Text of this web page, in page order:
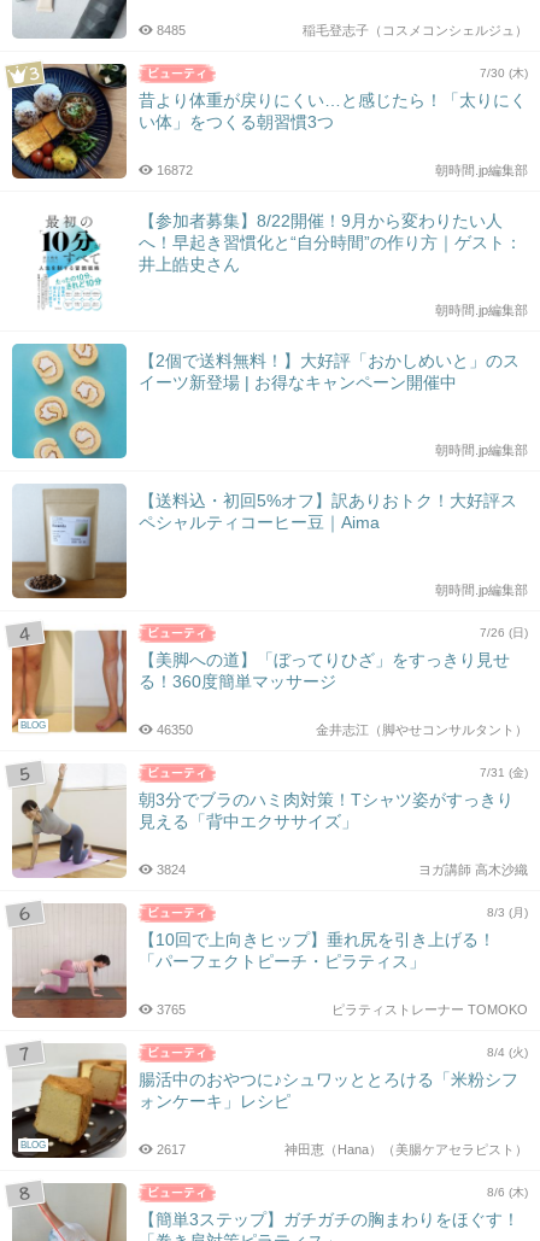
稲毛登志子（コスメコンシェルジュ）
8485
7/30 (木)
昔より体重が戻りにくい…と感じたら！「太りにく
い体」をつくる朝習慣3つ
朝時間.jp編集部
16872
【参加者募集】8/22開催！9月から変わりたい人
へ！早起き習慣化と“自分時間”の作り方｜ゲスト：
井上皓史さん
朝時間.jp編集部
【2個で送料無料！】大好評「おかしめいと」のス
イーツ新登場 | お得なキャンペーン開催中
朝時間.jp編集部
【送料込・初回5%オフ】訳ありおトク！大好評ス
ペシャルティコーヒー豆｜Aima
朝時間.jp編集部
BLOG
7/26 (日)
【美脚への道】「ぼってりひざ」をすっきり見せ
る！360度簡単マッサージ
金井志江（脚やせコンサルタント）
46350
7/31 (金)
朝3分でブラのハミ肉対策！Tシャツ姿がすっきり
見える「背中エクササイズ」
ヨガ講師 高木沙織
3824
8/3 (月)
【10回で上向きヒップ】垂れ尻を引き上げる！
「パーフェクトピーチ・ピラティス」
ピラティストレーナー TOMOKO
3765
BLOG
8/4 (火)
腸活中のおやつに♪シュワッととろける「米粉シフ
ォンケーキ」レシピ
神田恵（Hana）（美腸ケアセラピスト）
2617
8/6 (木)
【簡単3ステップ】ガチガチの胸まわりをほぐす！